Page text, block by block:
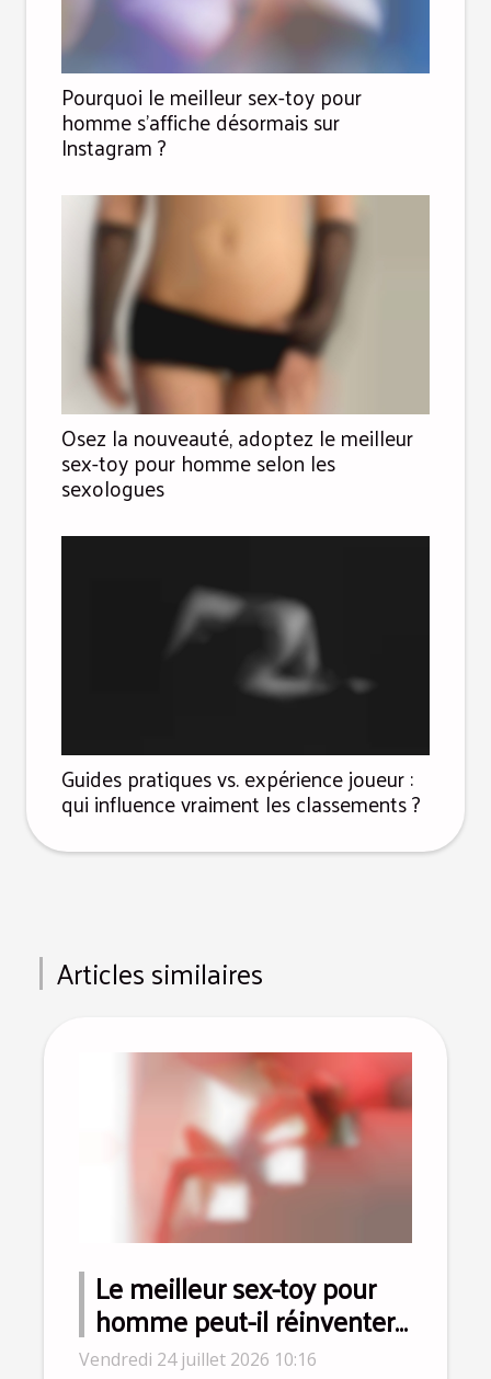
Pourquoi le meilleur sex-toy pour
homme s’affiche désormais sur
Instagram ?
Osez la nouveauté, adoptez le meilleur
sex-toy pour homme selon les
sexologues
Guides pratiques vs. expérience joueur :
qui influence vraiment les classements ?
Articles similaires
Le meilleur sex-toy pour
homme peut-il réinventer
la virilité moderne ?
Vendredi 24 juillet 2026 10:16